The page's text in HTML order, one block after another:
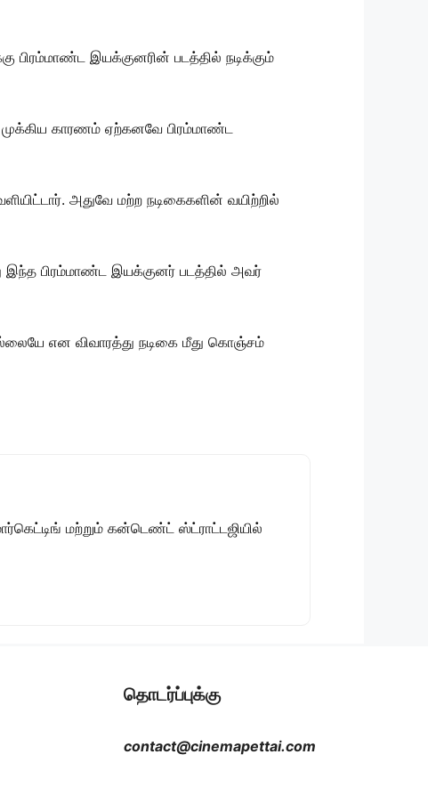
பிரம்மாண்ட இயக்குனரின் படத்தில் நடிக்கும்
காரணம் ஏற்கனவே பிரம்மாண்ட
அதுவே மற்ற நடிகைகளின் வயிற்றில்
பிரம்மாண்ட இயக்குனர் படத்தில் அவர்
என விவாரத்து நடிகை மீது கொஞ்சம்
மற்றும் கன்டெண்ட் ஸ்ட்ராட்டஜியில்
தொடர்ப்புக்கு
contact@cinemapettai.com